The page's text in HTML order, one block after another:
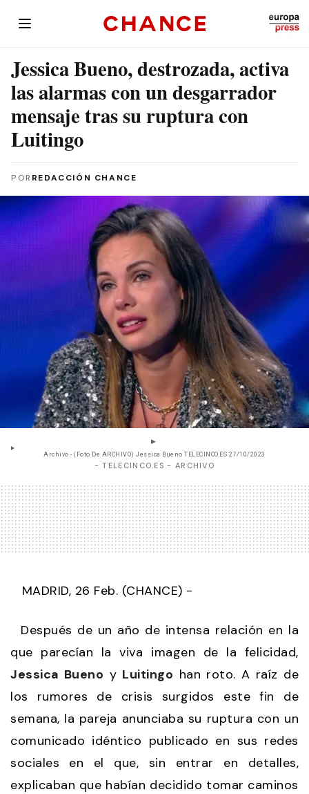
Jessica Bueno, destrozada, activa
las alarmas con un desgarrador
mensaje tras su ruptura con
Luitingo
POR REDACCIÓN CHANCE
Archivo - (Foto De ARCHIVO) Jessica Bueno TELECINCO.ES 27/10/2023
- TELECINCO.ES - ARCHIVO
MADRID, 26 Feb. (CHANCE) -
Después de un año de intensa relación en la
que parecían la viva imagen de la felicidad,
Jessica Bueno y Luitingo han roto. A raíz de
los rumores de crisis surgidos este fin de
semana, la pareja anunciaba su ruptura con un
comunicado idéntico publicado en sus redes
sociales en el que, sin entrar en detalles,
explicaban que habían decidido tomar caminos